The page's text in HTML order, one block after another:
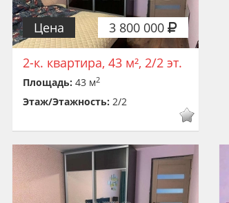
3 800 000
Цена
2-к. квартира, 43 м², 2/2 эт.
Площадь: 43 м2
Этаж/Этажность: 2/2